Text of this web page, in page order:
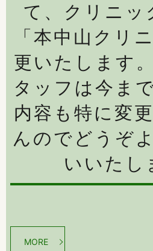
て、クリニッ
「本中山クリ
更いたします
タッフは今ま
内容も特に変
んのでどうぞ
いいたし
MORE